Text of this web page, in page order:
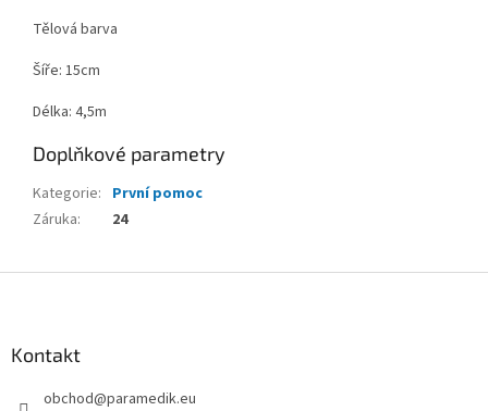
Tělová barva
Šíře: 15cm
Délka: 4,5m
Doplňkové parametry
Kategorie: První pomoc
Záruka: 24
Kontakt
obchod@paramedik.eu